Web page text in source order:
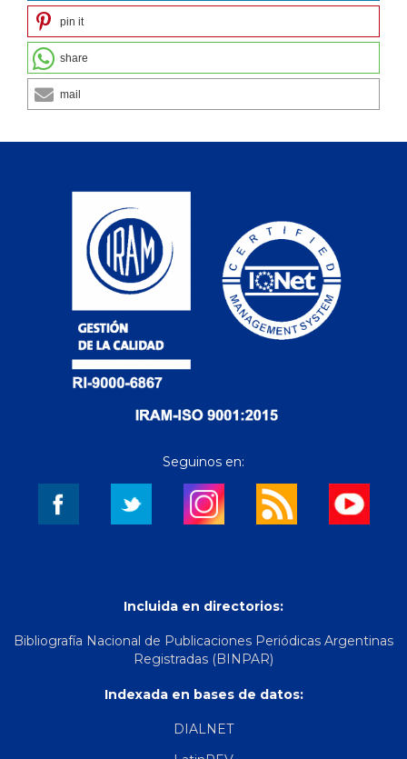
pin it
share
mail
Seguinos en:
Incluida en directorios:
Bibliografía Nacional de Publicaciones Periódicas Argentinas
Registradas (BINPAR)
Indexada en bases de datos:
DIALNET